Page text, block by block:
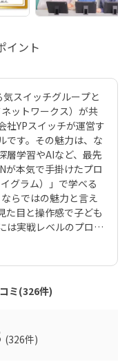
イント
スイッチグループと
ットワークス）が共
社YPスイッチが運営す
です。その魅力は、な
層学習やAIなど、最先
が本気で手掛けたプロ
グラム）」で学べる
らではの魅力と言え
た目と操作感で子ども
は実戦レベルのプログ
」には、まるでマイ
間をデザインできるモ
のどちらも高めていけ
のスクールです。ま
いえば、子どもの性
使われるそうで、「教
んてトラブルも極力
ミ(326件)
(326件)